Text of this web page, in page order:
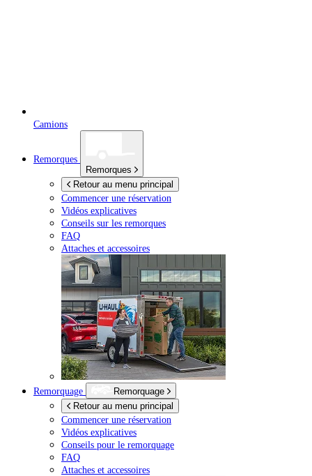
Camions
Remorques
Remorques
Retour au menu principal
Commencer une réservation
Vidéos explicatives
Conseils sur les remorques
FAQ
Attaches et accessoires
Remorquage
Remorquage
Retour au menu principal
Commencer une réservation
Vidéos explicatives
Conseils pour le remorquage
FAQ
Attaches et accessoires